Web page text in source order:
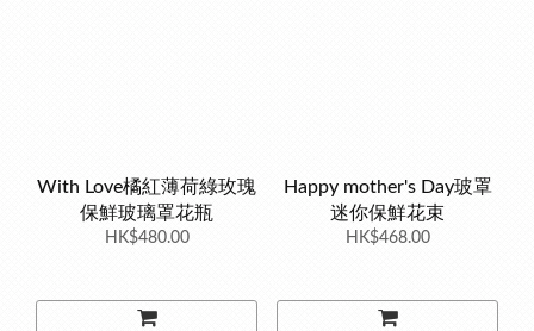
With Love橘紅薄荷綠玫瑰
保鮮玻璃罩花瓶
HK$480.00
Happy mother's Day玻罩
迷你保鮮花束
HK$468.00